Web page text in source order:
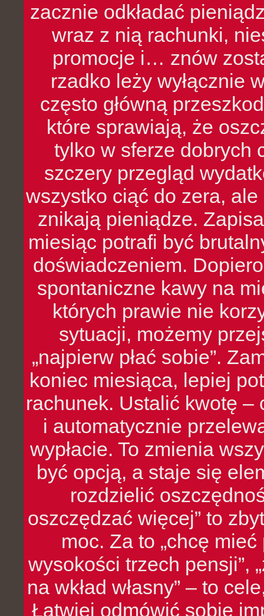
zacznie odkładać
wraz z nią rachunki,
promocje i… znów
rzadko leży wyłącznie
często główną
które sprawiają, że
tylko w sferze dobrych
szczery przegląd
wszystko ciąć do zera,
znikają pieniądze.
miesiąc potrafi być
doświadczeniem.
spontaniczne kawy na
których prawie nie
sytuacji, możemy
„najpierw płać sobie”.
koniec miesiąca, lepiej
rachunek. Ustalić kwotę
i automatycznie
wypłacie. To zmienia
być opcją, a staje się
rozdzielić
oszczędzać więcej” to
moc. Za to „chcę
wysokości trzech pensji”,
na wkład własny” – to
Łatwiej odmówić sobie